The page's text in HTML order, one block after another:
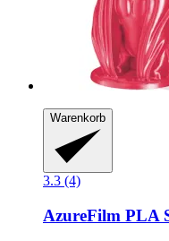
Warenkorb
3.3 (4)
AzureFilm PLA